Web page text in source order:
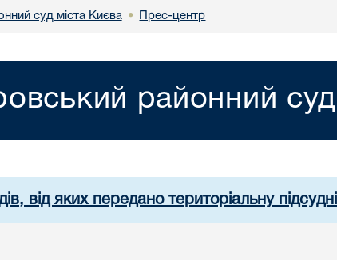
суд міста Києва • Прес-центр
районний
від яких передано територіальну